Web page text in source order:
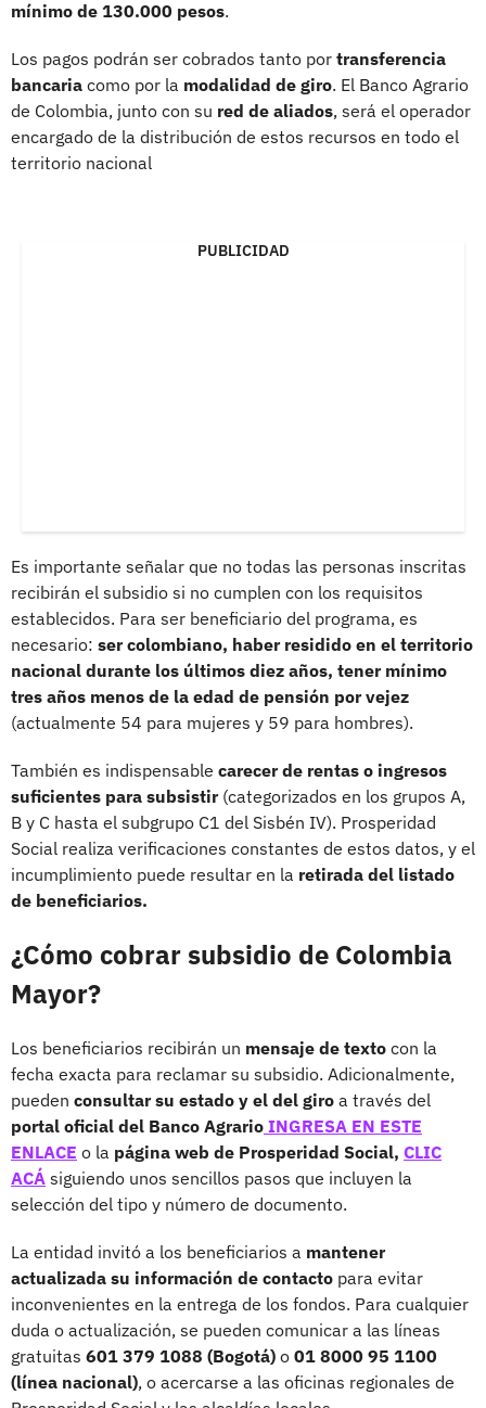
mínimo de 130.000 pesos.
Los pagos podrán ser cobrados tanto por transferencia
bancaria como por la modalidad de giro. El Banco Agrario
de Colombia, junto con su red de aliados, será el operador
encargado de la distribución de estos recursos en todo el
territorio nacional
PUBLICIDAD
Es importante señalar que no todas las personas inscritas
recibirán el subsidio si no cumplen con los requisitos
establecidos. Para ser beneficiario del programa, es
necesario: ser colombiano, haber residido en el territorio
nacional durante los últimos diez años, tener mínimo
tres años menos de la edad de pensión por vejez
(actualmente 54 para mujeres y 59 para hombres).
También es indispensable carecer de rentas o ingresos
suficientes para subsistir(categorizados en los grupos A,
B y C hasta el subgrupo C1 del Sisbén IV). Prosperidad
Social realiza verificaciones constantes de estos datos, y el
incumplimiento puede resultar en la retirada del listado
de beneficiarios.
¿Cómo cobrar subsidio de Colombia
Mayor?
Los beneficiarios recibirán un mensaje de texto con la
fecha exacta para reclamar su subsidio. Adicionalmente,
pueden consultar su estado y el del giro a través del
portal oficial del Banco Agrario INGRESA EN ESTE
ENLACE o la página web de Prosperidad Social, CLIC
ACÁ siguiendo unos sencillos pasos que incluyen la
selección del tipo y número de documento.
La entidad invitó a los beneficiarios a mantener
actualizada su información de contacto para evitar
inconvenientes en la entrega de los fondos. Para cualquier
duda o actualización, se pueden comunicar a las líneas
gratuitas 601 379 1088 (Bogotá) o 01 8000 95 1100
(línea nacional), o acercarse a las oficinas regionales de